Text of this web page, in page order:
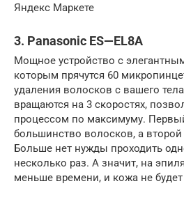
Яндекс Маркете
3. Panasonic ES—EL8A
Мощное устройство с
которым прячутся 60
удаления волосков с вашего
вращаются на 3 скоростях,
процессом по максимуму.
большинство волосков, а второй
Больше нет нужды проходить
несколько раз. А значит, на
меньше времени, и кожа не